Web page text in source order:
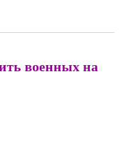
военных на